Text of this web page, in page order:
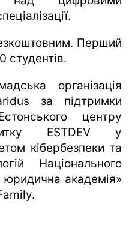
Перший
студентів.
організація
за підтримки
центру
ESTDEV у
кібербезпеки та
Національного
юридична академія»